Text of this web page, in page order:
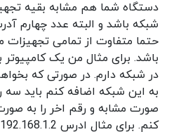
دستگاه شما هم مشابه بقیه
حتما متفاوت از تمامی تجهیزات
در شبکه دارم. در صورتی که
به این شبکه اضافه کنم باید سه
صورت مشابه و رقم اخر را به